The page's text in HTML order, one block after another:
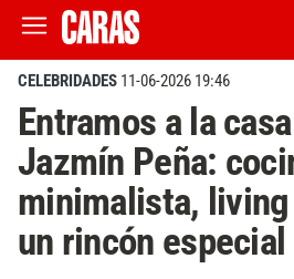
CELEBRIDADES 11-06-2026 19:46
Entramos a la
Jazmín Peña:
minimalista,
un rincón